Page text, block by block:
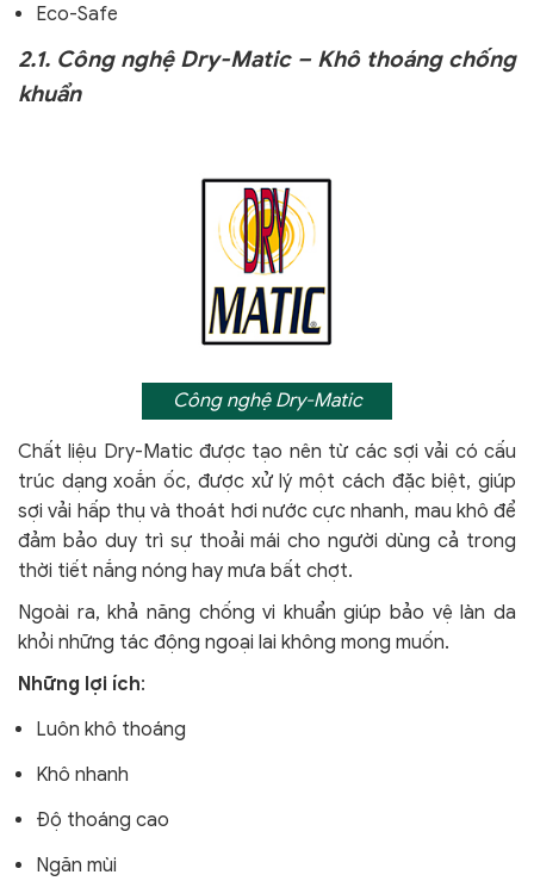
Eco-Safe
2.1. Công nghệ Dry-Matic – Khô thoáng chống
khuẩn
Công nghệ Dry-Matic
Chất liệu Dry-Matic được tạo nên từ các sợi vải có cấu
trúc dạng xoắn ốc, được xử lý một cách đặc biệt, giúp
sợi vải hấp thụ và thoát hơi nước cực nhanh, mau khô để
đảm bảo duy trì sự thoải mái cho người dùng cả trong
thời tiết nắng nóng hay mưa bất chợt.
Ngoài ra, khả năng chống vi khuẩn giúp bảo vệ làn da
khỏi những tác động ngoại lai không mong muốn.
Những lợi ích:
Luôn khô thoáng
Khô nhanh
Độ thoáng cao
Ngăn mùi